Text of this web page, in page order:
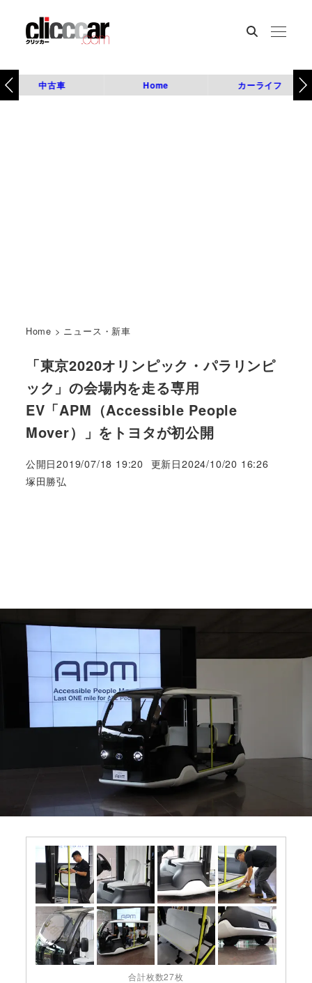
中古車 Home カーライフ
Home > ニュース・新車
「東京2020オリンピック・パラリンピ
ック」の会場内を走る専用
EV「APM（Accessible People
Mover）」をトヨタが初公開
公開日2019/07/18 19:20 更新日2024/10/20 16:26
著
塚田勝弘
合計枚数27枚